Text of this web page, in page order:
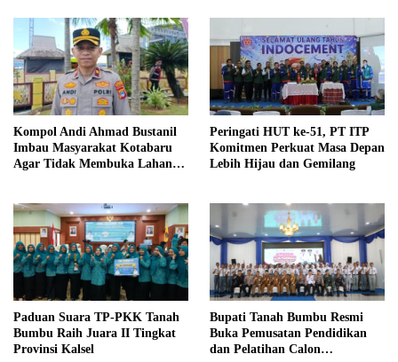
Kompol Andi Ahmad Bustanil
Imbau Masyarakat Kotabaru
Agar Tidak Membuka Lahan
Peringati HUT ke-51, PT ITP
Komitmen Perkuat Masa Depan
Lebih Hijau dan Gemilang
Paduan Suara TP-PKK Tanah
Bumbu Raih Juara II Tingkat
Provinsi Kalsel
Bupati Tanah Bumbu Resmi
Buka Pemusatan Pendidikan
dan Pelatihan Calon